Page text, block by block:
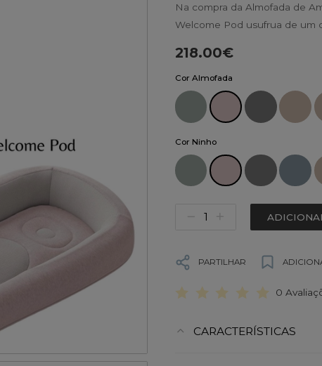
Na compra da Almofada de
Welcome Pod usufrua de um
218.00€
Cor Almofada
Cor Ninho
PARTILHAR
0
CARACTERÍSTICAS